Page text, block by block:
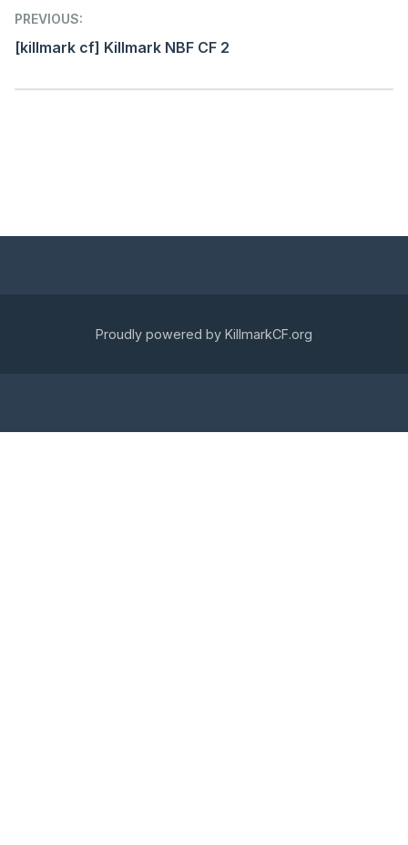
Post
navigation
PREVIOUS:
[killmark cf] Killmark NBF CF 2
Proudly powered by KillmarkCF.org